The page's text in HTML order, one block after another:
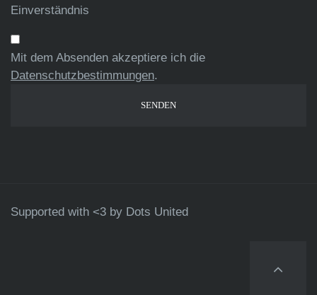
Einverständnis
Mit dem Absenden akzeptiere ich die
Datenschutzbestimmungen.
Supported with <3 by Dots United